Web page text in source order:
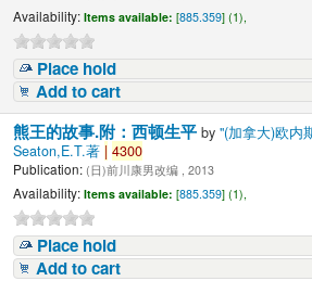
Availability: Items available: [885.359] (1),
Place hold
Add to cart
熊王的故事.附：西顿生平by"(加拿大)欧内
Seaton,E.T.著 | 4300
Publication: (日)前川康男改编 , 2013
Availability: Items available: [885.359] (1),
Place hold
Add to cart